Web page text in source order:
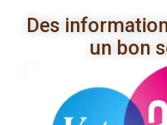
Des
un bon